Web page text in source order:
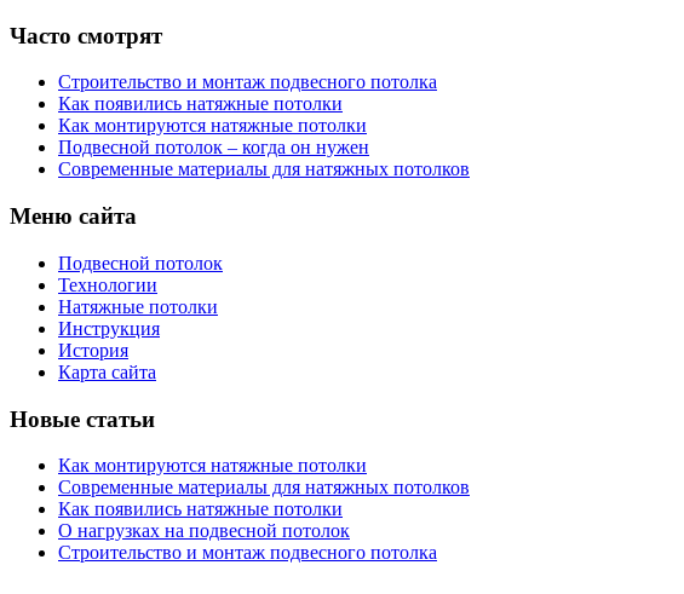
Часто смотрят
Строительство и монтаж подвесного потолка
Как появились натяжные потолки
Как монтируются натяжные потолки
Подвесной потолок – когда он нужен
Современные материалы для натяжных потолков
Меню сайта
Подвесной потолок
Технологии
Натяжные потолки
Инструкция
История
Карта сайта
Новые статьи
Как монтируются натяжные потолки
Современные материалы для натяжных потолков
Как появились натяжные потолки
О нагрузках на подвесной потолок
Строительство и монтаж подвесного потолка